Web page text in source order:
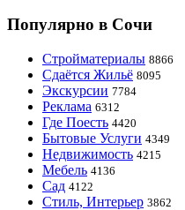
Популярно в Сочи
Стройматериалы 8866
Сдаётся Жильё 8095
Экскурсии 7784
Реклама 6312
Где Поесть 4420
Бытовые Услуги 4349
Недвижимость 4215
Мебель 4136
Сад 4122
Стиль, Интерьер 3862